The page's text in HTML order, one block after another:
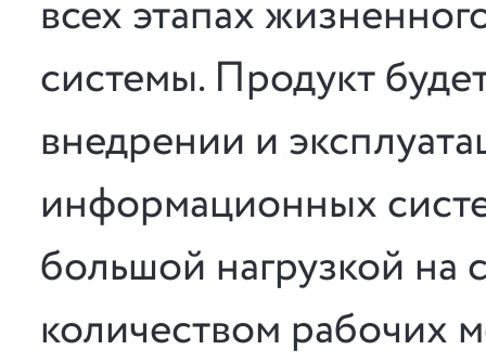
всех этапах
системы. Продукт
внедрении и
информационных
большой нагрузкой на
количеством рабочих